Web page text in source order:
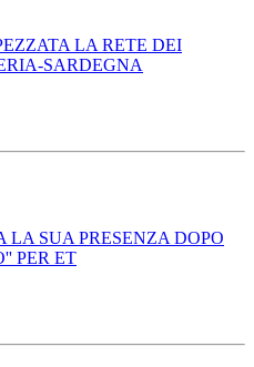
LA RETE DEI
SARDEGNA
SUA PRESENZA DOPO
PER ET